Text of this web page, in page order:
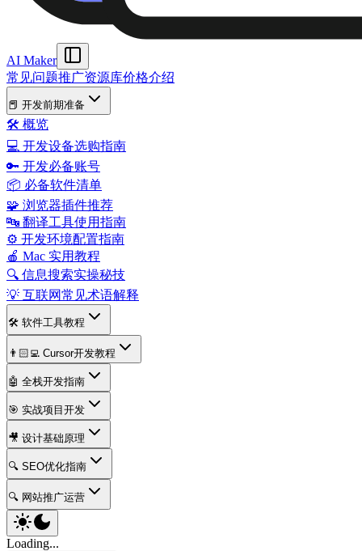
AI Maker
常见问题推广资源库价格介绍
📕 开发前期准备
🛠️ 概览
💻 开发设备选购指南
🔑 开发必备账号
📦 必备软件清单
🧩 浏览器插件推荐
🔤 翻译工具使用指南
⚙️ 开发环境配置指南
🍎 Mac 实用教程
🔍 信息搜索实操秘技
💡 互联网常见术语解释
🛠️ 软件工具教程
👨🏻‍💻 Cursor开发教程
🤖 全栈开发指南
🎯 实战项目开发
🎥 设计基础原理
🔍 SEO优化指南
🔍 网站推广运营
Loading...